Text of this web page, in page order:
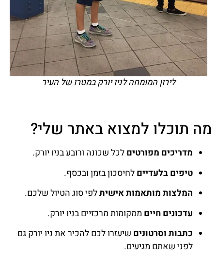
לירון המומחה לניו יורק במטרו של העיר
מה תוכלו למצוא באתר שלי?
מדריכים מפורטיםלכל שכונה ורובע בניו יורק.
טיפים בלעדייםלחיסכון בזמן ובכסף.
המלצות מותאמות אישיתלפי סוג הטיול שלכם.
עדכונים חיים ממקומות מרכזיים בניו יורק.
כתבות וסרטונים שיעזרו לכם להכיר את ניו יורק גם
לפני שאתם מגיעים.